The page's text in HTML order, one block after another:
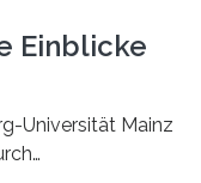
Einblicke
Universität Mainz